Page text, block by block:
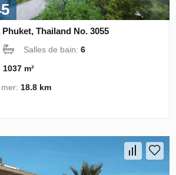
Thailand No. 3055
Salles de bain:6
1037 m²
18.8 km